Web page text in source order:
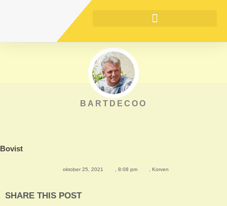
BARTDECOO
Bovist
oktober 25, 2021 8:08 pm Korven
SHARE THIS POST